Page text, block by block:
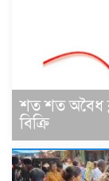
শত শত অবৈধ
বিক্রি